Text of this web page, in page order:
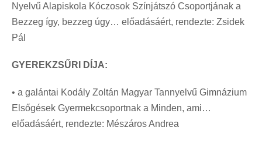
Nyelvű Alapiskola Kóczosok Színjátszó Csoportjának a
Bezzeg így, bezzeg úgy… előadásáért, rendezte: Zsidek
Pál
GYEREKZSŰRI DÍJA:
• a galántai Kodály Zoltán Magyar Tannyelvű Gimnázium
Elsőgések Gyermekcsoportnak a Minden, ami…
előadásáért, rendezte: Mészáros Andrea